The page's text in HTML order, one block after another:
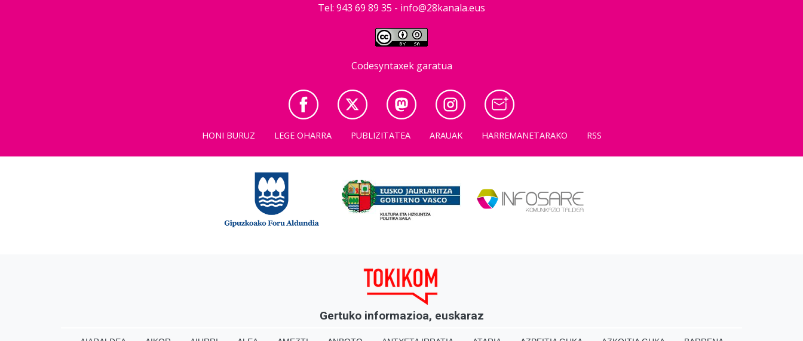
Tel: 943 69 89 35 - info@28kanala.eus
Codesyntaxek garatua
HONI BURUZ LEGE OHARRA PUBLIZITATEA ARAUAK HARREMANETARAKO RSS
Gertuko informazioa, euskaraz